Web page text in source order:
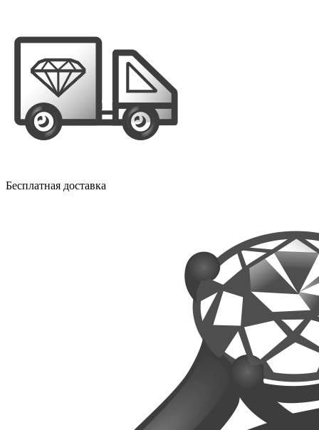
Бесплатная доставка